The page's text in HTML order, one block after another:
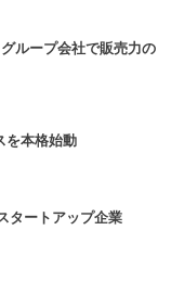
ループ会社で販売力の
を本格始動
タートアップ企業